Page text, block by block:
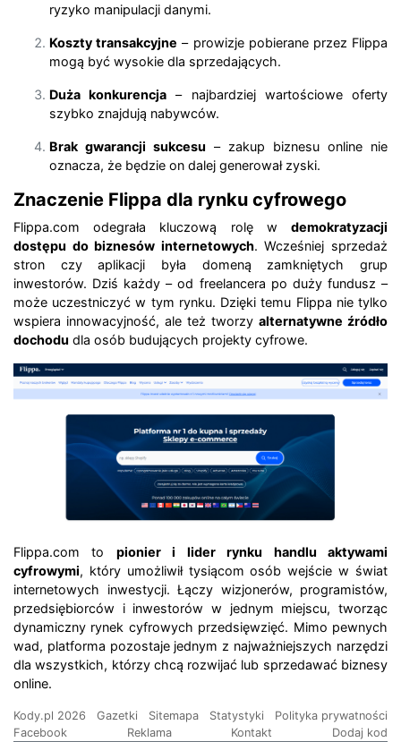
ryzyko manipulacji danymi.
Koszty transakcyjne – prowizje pobierane przez Flippa
mogą być wysokie dla sprzedających.
Duża konkurencja – najbardziej wartościowe oferty
szybko znajdują nabywców.
Brak gwarancji sukcesu – zakup biznesu online nie
oznacza, że będzie on dalej generował zyski.
Znaczenie Flippa dla rynku cyfrowego
Flippa.com odegrała kluczową rolę w demokratyzacji
dostępu do biznesów internetowych. Wcześniej sprzedaż
stron czy aplikacji była domeną zamkniętych grup
inwestorów. Dziś każdy – od freelancera po duży fundusz –
może uczestniczyć w tym rynku. Dzięki temu Flippa nie tylko
wspiera innowacyjność, ale też tworzy alternatywne źródło
dochodu dla osób budujących projekty cyfrowe.
Flippa.com to pionier i lider rynku handlu aktywami
cyfrowymi, który umożliwił tysiącom osób wejście w świat
internetowych inwestycji. Łączy wizjonerów, programistów,
przedsiębiorców i inwestorów w jednym miejscu, tworząc
dynamiczny rynek cyfrowych przedsięwzięć. Mimo pewnych
wad, platforma pozostaje jednym z najważniejszych narzędzi
dla wszystkich, którzy chcą rozwijać lub sprzedawać biznesy
online.
Kody.pl 2026 Gazetki Sitemapa Statystyki
Polityka prywatności
Facebook
Reklama Kontakt Dodaj kod